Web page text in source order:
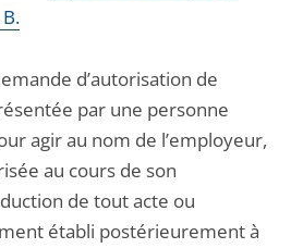
d’autorisation de
par une personne
agir au nom de l’employeur,
au cours de son
de tout acte ou
établi postérieurement à